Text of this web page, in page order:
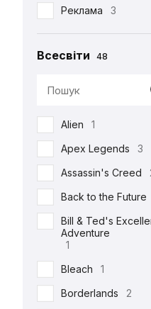
Pop Toys
1
Present Toys 1
S.H.Figuarts
Toys Era
Weta Workshop
Реклама
3
Серіали
39
Фільми
125
Всесвіти 48
Alien
1
Apex Legends
3
Assassin's Creed
Back to the Future
Bill & Ted's
Adventure
1
Bleach
1
Borderlands
2